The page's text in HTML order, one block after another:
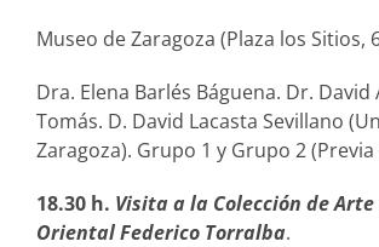
Museo de Zaragoza (Plaza los Sitios,
Dra. Elena Barlés Báguena. Dr. David
Tomás. D. David Lacasta Sevillano
Zaragoza). Grupo 1 y Grupo 2
18.30 h. Visita a la Colección de Arte
Oriental Federico Torralba.